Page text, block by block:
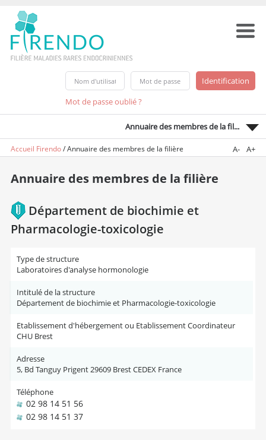
Mot de passe oublié ?
Annuaire des membres de la fil...
Accueil Firendo/Annuaire des membres de la filière A- A+
Annuaire des membres de la filière
Département de biochimie et
Pharmacologie-toxicologie
Type de structure
Laboratoires d'analyse hormonologie
Intitulé de la structure
Département de biochimie et Pharmacologie-toxicologie
Etablissement d'hébergement ou Etablissement Coordinateur
CHU Brest
Adresse
5, Bd Tanguy Prigent 29609 Brest CEDEX France
Téléphone
02 98 14 51 56
02 98 14 51 37